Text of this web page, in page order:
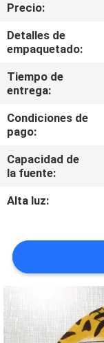
CONTROL
DE
CALIDAD
ÉNTRENOS
EN
CONTACTO
CON
UNA
CITA
NOTICIAS
Precio:
Detalles de
empaquetado:
Tiempo de
entrega:
Condiciones de
pago:
Capacidad de
la fuente:
Alta luz: